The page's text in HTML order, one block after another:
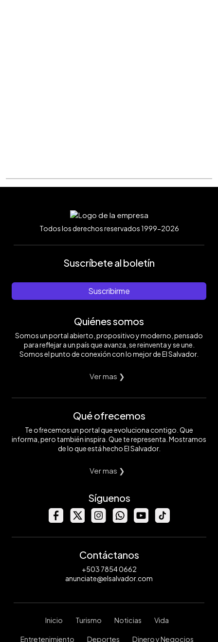
Todos los derechos reservados 1999-2026
Suscríbete al boletín
Suscribirme
Quiénes somos
Somos un portal abierto, propositivo y moderno, pensado
para reflejar a un país que avanza, se reinventa y se une.
Somos el punto de conexión con lo mejor de El Salvador.
Ver mas ❯
Qué ofrecemos
Te ofrecemos un portal que evoluciona contigo. Que
informa, pero también inspira. Que te representa. Mostramos
de lo que está hecho El Salvador.
Ver mas ❯
Síguenos
Contáctanos
+503 7854 0662
anunciate@elsalvador.com
Inicio Turismo Noticias Vida
Entretenimiento Deportes Dinero y Negocios